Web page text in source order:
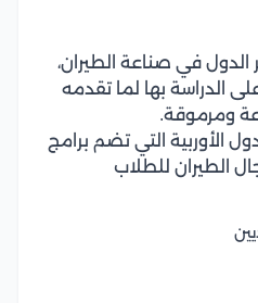
الدول في صناعة الطيران،
الدراسة بها لما تقدمه
ومرموقة.
الأوربية التي تضم برامج
الطيران للطلاب